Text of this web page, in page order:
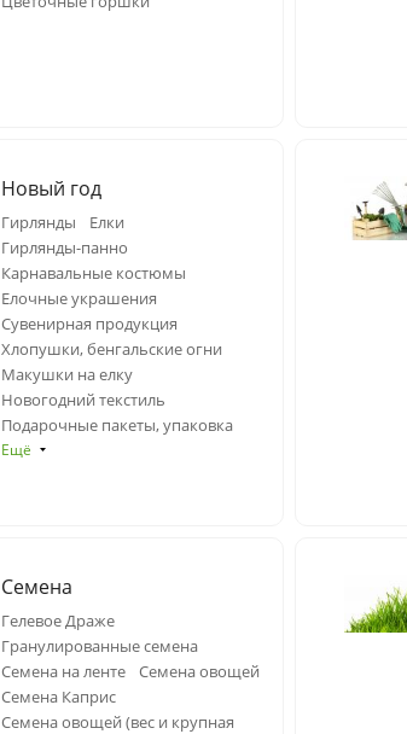
Новый год
Гирлянды
Елки
Гирлянды-панно
Карнавальные костюмы
Елочные украшения
Сувенирная продукция
Хлопушки, бенгальские огни
Макушки на елку
Новогодний текстиль
Подарочные пакеты, упаковка
Ещё
Семена
Гелевое Драже
Гранулированные семена
Семена на ленте
Семена овощей
Семена Каприс
Семена овощей (вес и крупная